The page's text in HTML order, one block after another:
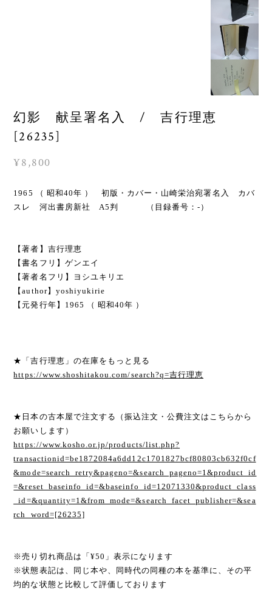
幻影 献呈署名入 / 吉行理恵
[26235]
¥8,800
1965 （ 昭和40年 ） 初版・カバー・山崎栄治宛署名入 カバ
スレ 河出書房新社 A5判 （目録番号：-）
【著者】吉行理恵
【書名フリ】ゲンエイ
【著者名フリ】ヨシユキリエ
【author】yoshiyukirie
【元発行年】1965 （ 昭和40年 ）
★「吉行理恵」の在庫をもっと見る
https://www.shoshitakou.com/search?q=吉行理恵
★日本の古本屋で注文する（振込注文・公費注文はこちらから
お願いします）
https://www.kosho.or.jp/products/list.php?
transactionid=be1872084a6dd12c1701827bcf80803cb632f0cf
&mode=search_retry&pageno=&search_pageno=1&product_id
=&reset_baseinfo_id=&baseinfo_id=12071330&product_class
_id=&quantity=1&from_mode=&search_facet_publisher=&sea
rch_word=[26235]
※売り切れ商品は「¥50」表示になります
※状態表記は、同じ本や、同時代の同種の本を基準に、その平
均的な状態と比較して評価しております